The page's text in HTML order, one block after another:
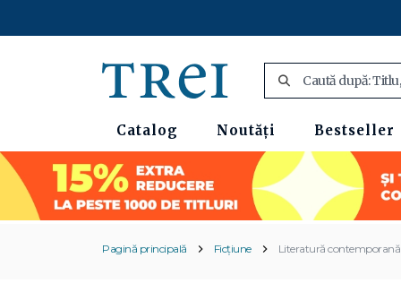
Catalog Noutăți Bestseller
Pagină principală Ficțiune Literatură contemporană